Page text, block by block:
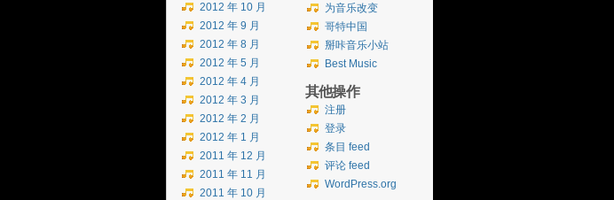
为音乐改变
哥特中国
掰咔音乐小站
Best Music
其他操作
注册
登录
条目 feed
评论 feed
WordPress.org
2012 年 10 月
2012 年 9 月
2012 年 8 月
2012 年 5 月
2012 年 4 月
2012 年 3 月
2012 年 2 月
2012 年 1 月
2011 年 12 月
2011 年 11 月
2011 年 10 月